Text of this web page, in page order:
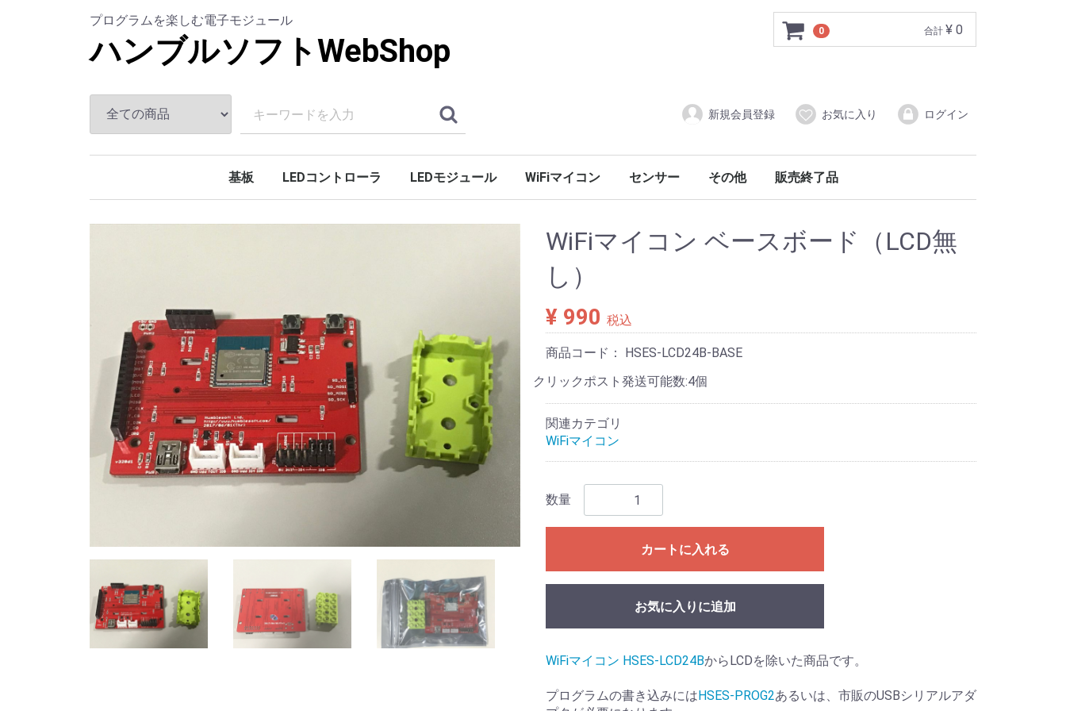
プログラムを楽しむ電子モジュール
ハンブルソフトWebShop
0 合計 ¥ 0
新規会員登録 お気に入り ログイン
基板 LEDコントローラ LEDモジュール WiFiマイコン センサー その他 販売終了品
WiFiマイコン ベースボード（LCD無
し）
¥ 990 税込
商品コード： HSES-LCD24B-BASE
クリックポスト発送可能数:4個
関連カテゴリ
WiFiマイコン
数量
カートに入れる
お気に入りに追加
WiFiマイコン HSES-LCD24BからLCDを除いた商品です。
プログラムの書き込みにはHSES-PROG2あるいは、市販のUSBシリアルアダ